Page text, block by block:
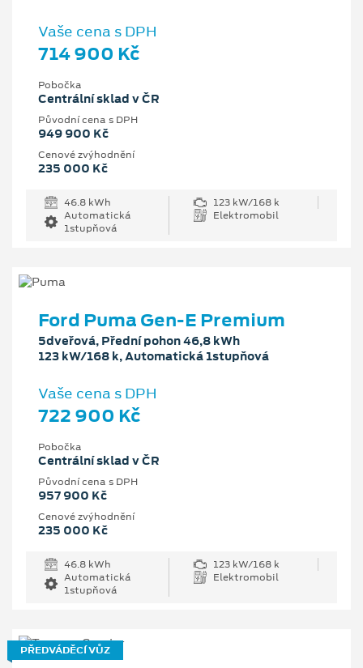
Vaše cena s DPH
714 900 Kč
Pobočka
Centrální sklad v ČR
Původní cena s DPH
949 900 Kč
Cenové zvýhodnění
235 000 Kč
46.8 kWh
123 kW/168 k
Automatická
1stupňová
Elektromobil
Ford Puma Gen-E Premium
5dveřová, Přední pohon 46,8 kWh
123 kW/168 k, Automatická 1stupňová
Vaše cena s DPH
722 900 Kč
Pobočka
Centrální sklad v ČR
Původní cena s DPH
957 900 Kč
Cenové zvýhodnění
235 000 Kč
46.8 kWh
123 kW/168 k
Automatická
1stupňová
Elektromobil
PŘEDVÁDĚCÍ VŮZ